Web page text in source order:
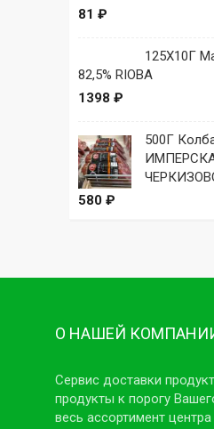
81 ₽
125Х10Г
82,5% RIOBA
1398 ₽
500Г
580 ₽
О НАШЕЙ
Сервис доставки
продукты к порогу
весь ассортимент